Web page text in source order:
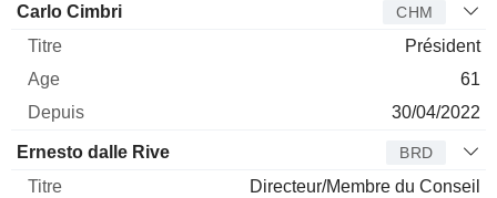
Administrateur
Carlo Cimbri CHM
Président
61
30/04/2022
Ernesto dalle Rive BRD
Directeur/Membre du Conseil